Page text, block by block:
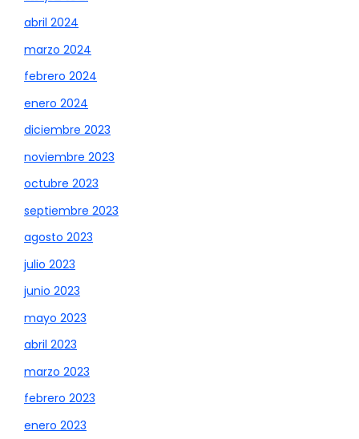
abril 2024
marzo 2024
febrero 2024
enero 2024
diciembre 2023
noviembre 2023
octubre 2023
septiembre 2023
agosto 2023
julio 2023
junio 2023
mayo 2023
abril 2023
marzo 2023
febrero 2023
enero 2023